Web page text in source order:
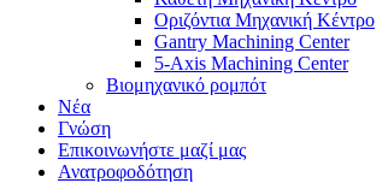
Οριζόντια Μηχανική Κέντρο
Gantry Machining Center
5-Axis Machining Center
Βιομηχανικό ρομπότ
Νέα
Γνώση
Επικοινωνήστε μαζί μας
Ανατροφοδότηση